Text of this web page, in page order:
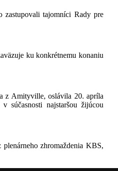
zastupovali tajomníci Rady pre
ku konkrétnemu konaniu
z Amityville, oslávila 20. apríla
súčasnosti najstaršou žijúcou
zhromaždenia KBS,